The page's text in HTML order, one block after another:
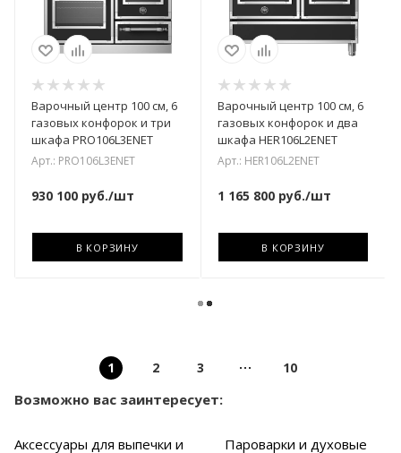
Варочный центр 100 см, 6
газовых конфорок и три
шкафа PRO106L3ENET
Арт.: PRO106L3ENET
930 100 руб./шт
В КОРЗИНУ
Варочный центр 100 см, 6
газовых конфорок и два
шкафа HER106L2ENET
Арт.: HER106L2ENET
1 165 800руб./шт
В КОРЗИНУ
1 2 3 10
Возможно вас заинтересует:
Аксессуары для выпечки и
Пароварки и духовые